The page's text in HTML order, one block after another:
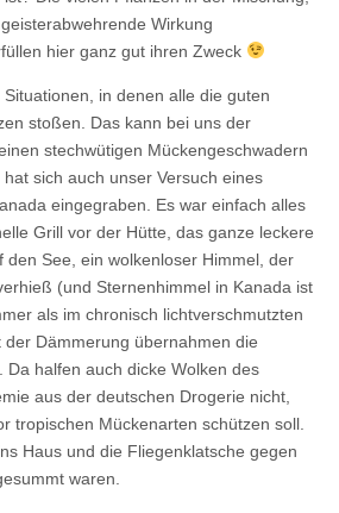
Wirkung
hier ganz gut ihren Zweck
in denen alle die guten
stoßen. Das kann bei uns der
stechwütigen Mückengeschwadern
sich auch unser Versuch eines
eingegraben. Es war einfach alles
Grill vor der Hütte, das ganze leckere
den See, ein wolkenloser Himmel, der
(und Sternenhimmel in Kanada ist
als im chronisch lichtverschmutzten
Dämmerung übernahmen die
Da halfen auch dicke Wolken des
aus der deutschen Drogerie nicht,
tropischen Mückenarten schützen soll.
Haus und die Fliegenklatsche gegen
waren.